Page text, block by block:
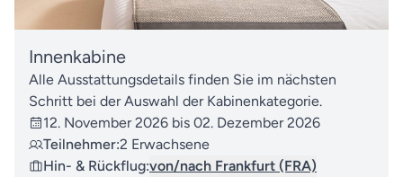
Innenkabine
Alle Ausstattungsdetails finden Sie im nächsten
Schritt bei der Auswahl der Kabinenkategorie.
12. November 2026 bis 02. Dezember 2026
Teilnehmer:2 Erwachsene
Hin- & Rückflug:
von/nach Frankfurt (FRA)